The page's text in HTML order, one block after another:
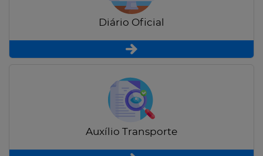
Diário Oficial
Auxílio Transporte